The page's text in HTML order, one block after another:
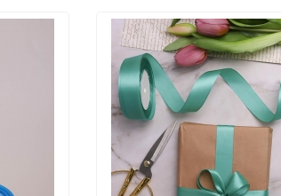
условий не требует
(атласная)